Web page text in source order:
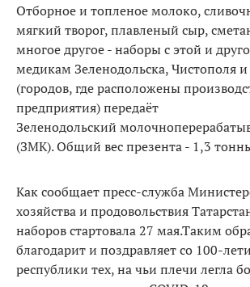
Отборное и топленое молоко,
мягкий творог, плавленый сыр,
многое другое - наборы с этой и
медикам Зеленодольска, Чистополя
(городов, где расположены
предприятия) передаёт
Зеленодольский
(ЗМК). Общий вес презента - 1,3
Как сообщает пресс-служба
хозяйства и продовольствия
наборов стартовала 27 мая.Таким
благодарит и поздравляет со 100-
республики тех, на чьи плечи легла